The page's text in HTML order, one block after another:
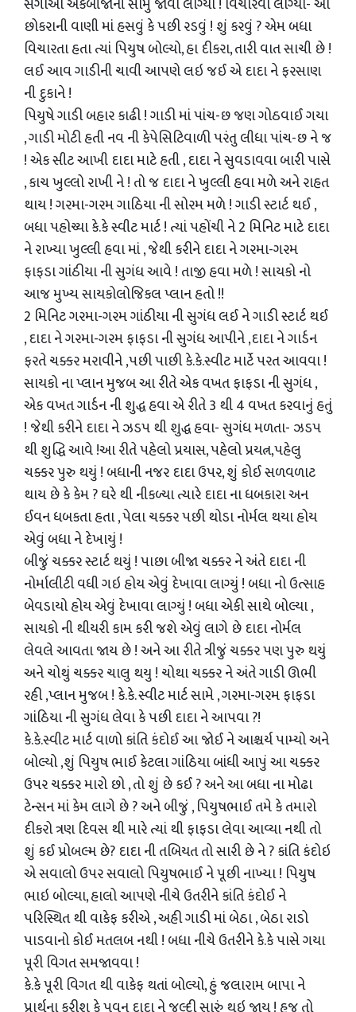
સગાઓ એકબીજાની સામું જોવા લાગ્યા ! વિચારવા લાગ્યા- આ
છોકરાની વાણી માં હસવું કે પછી રડવું ! શું કરવું ? એમ બધા
વિચારતા હતા ત્યાં પિયુષ બોલ્યો, હા દીકરા, તારી વાત સાચી છે !
લઈ આવ ગાડીની ચાવી આપણે લઇ જઈ એ દાદા ને ફરસાણ
ની દુકાને !
પિયુષે ગાડી બહાર કાઢી ! ગાડી માં પાંચ-છ જણ ગોઠવાઈ ગયા
, ગાડી મોટી હતી નવ ની કેપેસિટિવાળી પરંતુ લીધા પાંચ-છ ને જ
! એક સીટ આખી દાદા માટે હતી , દાદા ને સુવડાવવા બારી પાસે
, કાચ ખુલ્લો રાખી ને ! તો જ દાદા ને ખુલ્લી હવા મળે અને રાહત
થાય ! ગરમા-ગરમ ગાઠિયા ની સોરમ મળે ! ગાડી સ્ટાર્ટ થઈ ,
બધા પહોચ્યા કે.કે સ્વીટ માર્ટ ! ત્યાં પહોંચી ને 2 મિનિટ માટે દાદા
ને રાખ્યા ખુલ્લી હવા માં , જેથી કરીને દાદા ને ગરમા-ગરમ
ફાફડા ગાંઠીયા ની સુગંધ આવે ! તાજી હવા મળે ! સાયકો નો
આજ મુખ્ય સાયકોલોજિકલ પ્લાન હતો !!
2 મિનિટ ગરમા-ગરમ ગાંઠીયા ની સુગંધ લઈ ને ગાડી સ્ટાર્ટ થઈ
, દાદા ને ગરમા-ગરમ ફાફડા ની સુગંધ આપીને ,દાદા ને ગાર્ડન
ફરતે ચક્કર મરાવીને ,પછી પાછી કે.કે.સ્વીટ માર્ટે પરત આવવા !
સાયકો ના પ્લાન મુજબ આ રીતે એક વખત ફાફડા ની સુગંધ ,
એક વખત ગાર્ડન ની શુદ્ધ હવા એ રીતે 3 થી 4 વખત કરવાનું હતું
! જેથી કરીને દાદા ને ઝડપ થી શુદ્ધ હવા- સુગંધ મળતા- ઝડપ
થી શુદ્ધિ આવે !આ રીતે પહેલો પ્રયાસ, પહેલો પ્રયત્ન,પહેલુ
ચક્કર પુરુ થયું ! બધાની નજર દાદા ઉપર, શું કોઈ સળવળાટ
થાય છે કે કેમ ? ઘરે થી નીકળ્યા ત્યારે દાદા ના ધબકારા અન
ઈવન ધબકતા હતા , પેલા ચક્કર પછી થોડા નોર્મલ થયા હોય
એવું બધા ને દેખાયું !
બીજું ચક્કર સ્ટાર્ટ થયું ! પાછા બીજા ચક્કર ને અંતે દાદા ની
નોર્માલીટી વધી ગઇ હોય એવું દેખાવા લાગ્યું ! બધા નો ઉત્સાહ
બેવડાયો હોય એવું દેખાવા લાગ્યું ! બધા એકી સાથે બોલ્યા ,
સાયકો ની થીયરી કામ કરી જશે એવું લાગે છે દાદા નોર્મલ
લેવલે આવતા જાય છે ! અને આ રીતે ત્રીજું ચક્કર પણ પુરુ થયું
અને ચોથું ચક્કર ચાલુ થયુ ! ચોથા ચક્કર ને અંતે ગાડી ઊભી
રહી ,પ્લાન મુજબ ! કે.કે. સ્વીટ માર્ટ સામે , ગરમા-ગરમ ફાફડા
ગાંઠિયા ની સુગંધ લેવા કે પછી દાદા ને આપવા ?!
કે.કે.સ્વીટ માર્ટ વાળો કાંતિ કંદોઈ આ જોઈ ને આશ્ચર્ય પામ્યો અને
બોલ્યો ,શું પિયુષ ભાઈ કેટલા ગાંઠિયા બાંધી આપું આ ચક્કર
ઉપર ચક્કર મારો છો , તો શું છે કઈ ? અને આ બધા ના મોઢા
ટેન્સન માં કેમ લાગે છે ? અને બીજું , પિયુષભાઈ તમે કે તમારો
દીકરો ત્રણ દિવસ થી મારે ત્યાં થી ફાફડા લેવા આવ્યા નથી તો
શું કઈ પ્રોબલ્મ છે? દાદા ની તબિયત તો સારી છે ને ? કાંતિ કંદોઇ
એ સવાલો ઉપર સવાલો પિયુષભાઈ ને પૂછી નાખ્યા ! પિયુષ
ભાઇ બોલ્યા, હાલો આપણે નીચે ઉતરીને કાંતિ કંદોઈ ને
પરિસ્થિત થી વાકેફ કરીએ , અહી ગાડી માં બેઠા , બેઠા રાડો
પાડવાનો કોઈ મતલબ નથી ! બધા નીચે ઉતરીને કે.કે પાસે ગયા
પૂરી વિગત સમજાવવા !
કે.કે પૂરી વિગત થી વાકેફ થતાં બોલ્યો, હું જલારામ બાપા ને